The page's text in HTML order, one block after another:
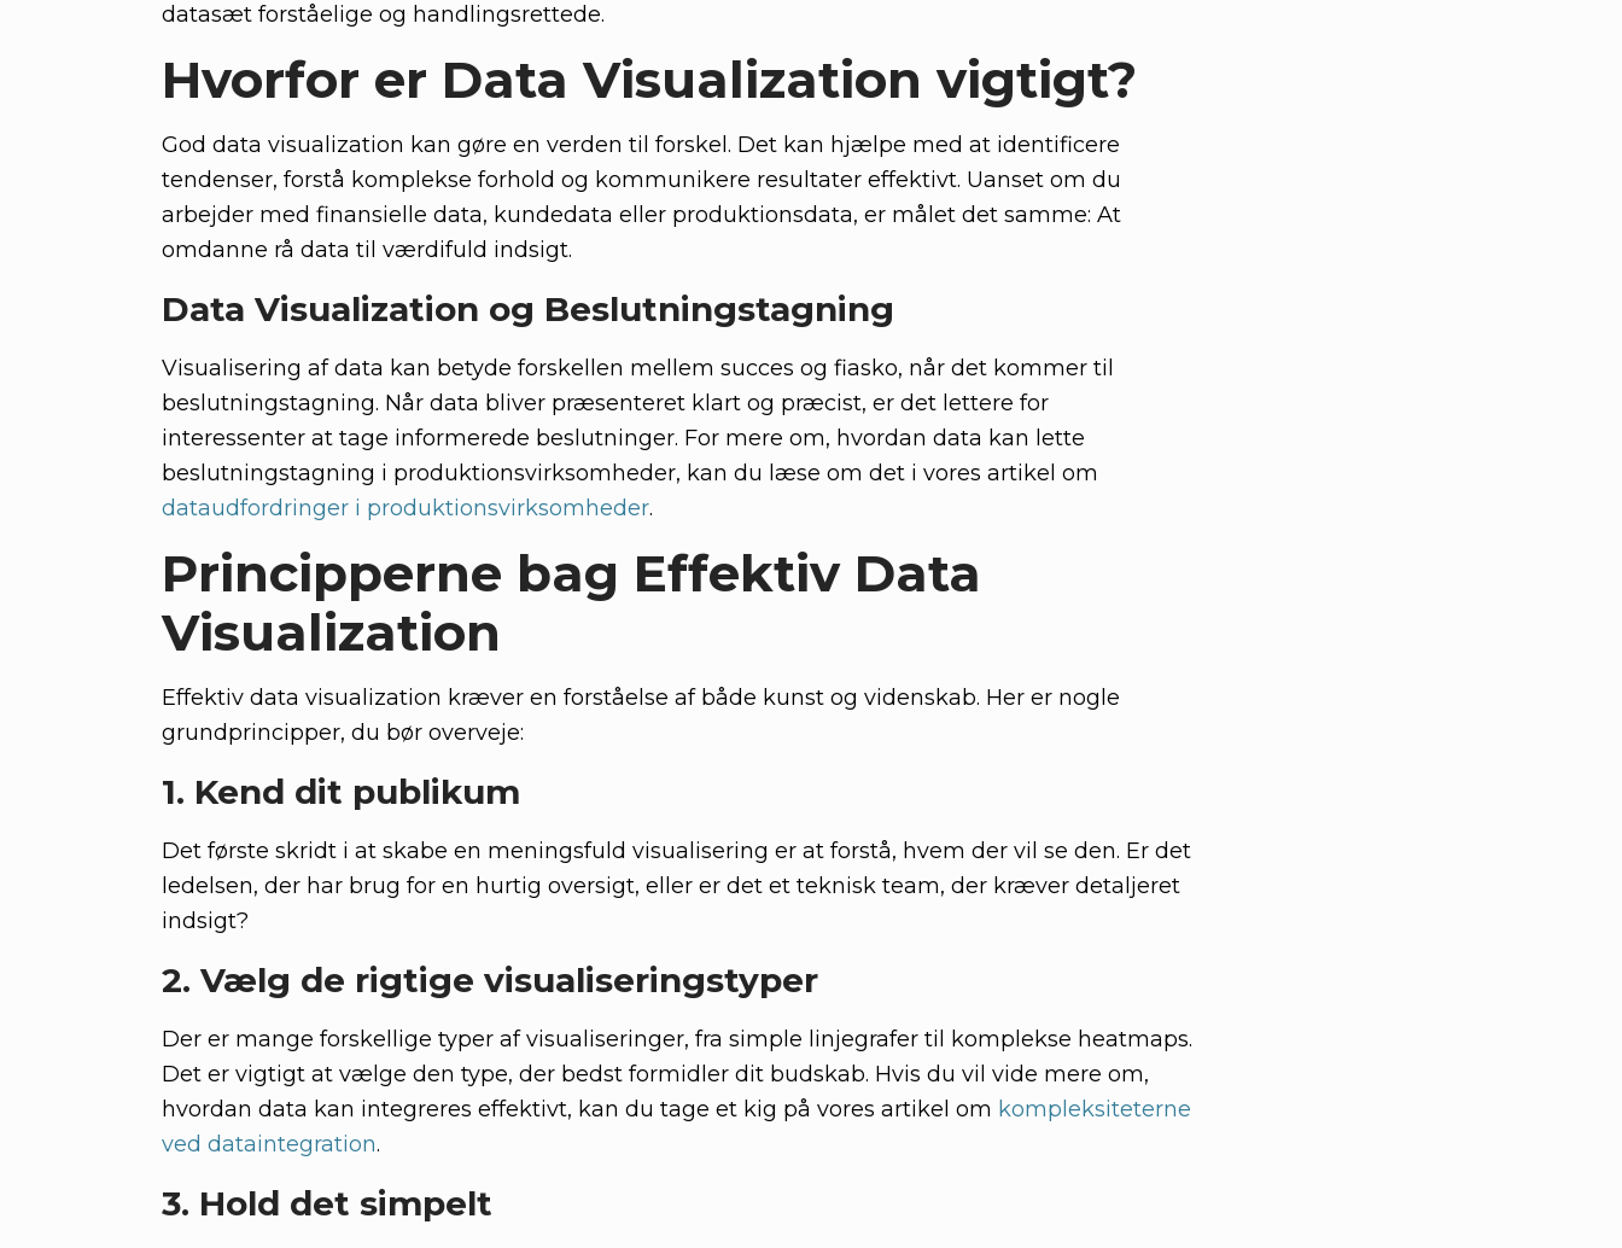
datasæt forståelige og handlingsrettede.
Hvorfor er Data Visualization vigtigt?
God data visualization kan gøre en verden til forskel. Det kan hjælpe med at identificere
tendenser, forstå komplekse forhold og kommunikere resultater effektivt. Uanset om du
arbejder med finansielle data, kundedata eller produktionsdata, er målet det samme: At
omdanne rå data til værdifuld indsigt.
Data Visualization og Beslutningstagning
Visualisering af data kan betyde forskellen mellem succes og fiasko, når det kommer til
beslutningstagning. Når data bliver præsenteret klart og præcist, er det lettere for
interessenter at tage informerede beslutninger. For mere om, hvordan data kan lette
beslutningstagning i produktionsvirksomheder, kan du læse om det i vores artikel om
dataudfordringer i produktionsvirksomheder.
Principperne bag Effektiv Data
Visualization
Effektiv data visualization kræver en forståelse af både kunst og videnskab. Her er nogle
grundprincipper, du bør overveje:
1. Kend dit publikum
Det første skridt i at skabe en meningsfuld visualisering er at forstå, hvem der vil se den. Er det
ledelsen, der har brug for en hurtig oversigt, eller er det et teknisk team, der kræver detaljeret
indsigt?
2. Vælg de rigtige visualiseringstyper
Der er mange forskellige typer af visualiseringer, fra simple linjegrafer til komplekse heatmaps.
Det er vigtigt at vælge den type, der bedst formidler dit budskab. Hvis du vil vide mere om,
hvordan data kan integreres effektivt, kan du tage et kig på vores artikel om kompleksiteterne
ved dataintegration.
3. Hold det simpelt